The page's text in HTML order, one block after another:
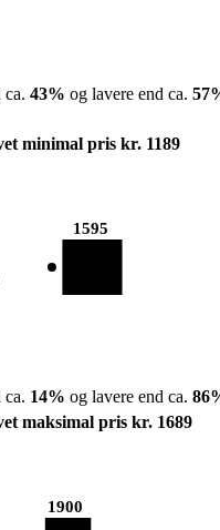
ca. 43% og lavere end ca. 57
minimal pris kr. 1189
1595
ca. 14% og lavere end ca. 86
maksimal pris kr. 1689
1900